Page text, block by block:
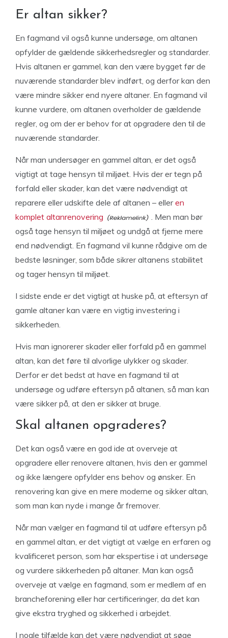
Er altan sikker?
En fagmand vil også kunne undersøge, om altanen
opfylder de gældende sikkerhedsregler og standarder.
Hvis altanen er gammel, kan den være bygget før de
nuværende standarder blev indført, og derfor kan den
være mindre sikker end nyere altaner. En fagmand vil
kunne vurdere, om altanen overholder de gældende
regler, og om der er behov for at opgradere den til de
nuværende standarder.
Når man undersøger en gammel altan, er det også
vigtigt at tage hensyn til miljøet. Hvis der er tegn på
forfald eller skader, kan det være nødvendigt at
reparere eller udskifte dele af altanen – elleren
komplet altanrenovering
. Men man bør
også tage hensyn til miljøet og undgå at fjerne mere
end nødvendigt. En fagmand vil kunne rådgive om de
bedste løsninger, som både sikrer altanens stabilitet
og tager hensyn til miljøet.
I sidste ende er det vigtigt at huske på, at eftersyn af
gamle altaner kan være en vigtig investering i
sikkerheden.
Hvis man ignorerer skader eller forfald på en gammel
altan, kan det føre til alvorlige ulykker og skader.
Derfor er det bedst at have en fagmand til at
undersøge og udføre eftersyn på altanen, så man kan
være sikker på, at den er sikker at bruge.
Skal altanen opgraderes?
Det kan også være en god ide at overveje at
opgradere eller renovere altanen, hvis den er gammel
og ikke længere opfylder ens behov og ønsker. En
renovering kan give en mere moderne og sikker altan,
som man kan nyde i mange år fremover.
Når man vælger en fagmand til at udføre eftersyn på
en gammel altan, er det vigtigt at vælge en erfaren og
kvalificeret person, som har ekspertise i at undersøge
og vurdere sikkerheden på altaner. Man kan også
overveje at vælge en fagmand, som er medlem af en
brancheforening eller har certificeringer, da det kan
give ekstra tryghed og sikkerhed i arbejdet.
I nogle tilfælde kan det være nødvendigt at søge